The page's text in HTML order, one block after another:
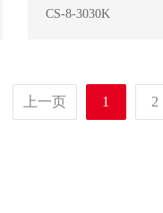
CS-8-3030K
上一页 1 2